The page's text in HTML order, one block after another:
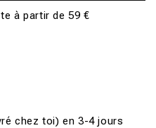
à partir de 59 €
chez toi) en 3-4 jours